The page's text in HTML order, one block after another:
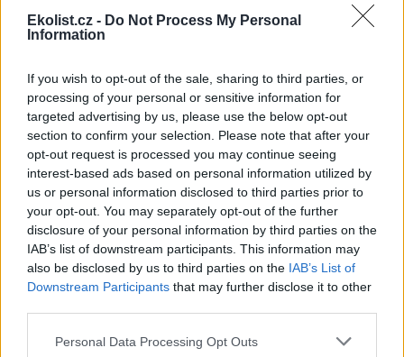
Ekolist.cz - Do Not Process My Personal
Information
If you wish to opt-out of the sale, sharing to third parties, or
processing of your personal or sensitive information for
targeted advertising by us, please use the below opt-out
section to confirm your selection. Please note that after your
opt-out request is processed you may continue seeing
interest-based ads based on personal information utilized by
us or personal information disclosed to third parties prior to
your opt-out. You may separately opt-out of the further
disclosure of your personal information by third parties on the
IAB’s list of downstream participants. This information may
also be disclosed by us to third parties on the IAB’s List of
Downstream Participants that may further disclose it to other
Personal Data Processing Opt Outs
Unese Země civilizaci?
1.4.2001 | Barbora Šafářová
negativních důsledků přelidnění planety Země na kvalitu životního
prostředí a života člověka. První část studie rozpracovává u nás
dosud poměrně neznámý fenomén "environmentální migrace",
tedy migrace v důsledku destabilizace životního prostředí, druhá
potom navazuje novou metodou měření vlivu a dopadů
antropogenních činností na přírodu, nazvanou "ekologická stopa".
Tam, kde teče Doubravka
1.3.2001 | Lucie Domonkošová
Každý člověk má na světě místo, kde se cítí dobře, a které má rád.
Často se na něj vrací, zjišťuje informace a někdy o něm dokonce
napíše i knihu. Takovým způsobem vznikla kniha Marie Hruškové
"Tam, kde teče Doubravka". Jak už napovídá sám název, autorka
žádnou řeku nenajdete, avšak místní obyvatelé řece, která se